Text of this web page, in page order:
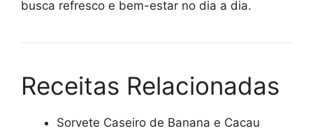
busca refresco e bem-estar no dia a dia.
Receitas Relacionadas
Sorvete Caseiro de Banana e Cacau